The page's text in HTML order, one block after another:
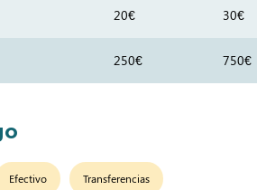
20€ 30€
250€ 750€
Efectivo Transferencias